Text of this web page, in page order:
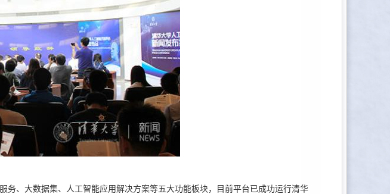
、大数据集、人工智能应用解决方案等五大功能板块，目前平台已成功运行清华